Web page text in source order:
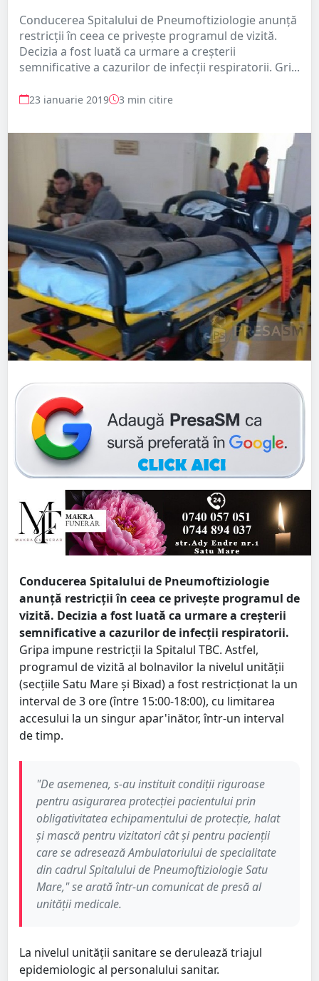
Conducerea Spitalului de Pneumoftiziologie anunță
restricții în ceea ce privește programul de vizită.
Decizia a fost luată ca urmare a creșterii
semnificative a cazurilor de infecții respiratorii. Gri...
23 ianuarie 2019 3 min citire
Conducerea Spitalului de Pneumoftiziologie
anunță restricții în ceea ce privește programul de
vizită. Decizia a fost luată ca urmare a creșterii
semnificative a cazurilor de infecții respiratorii.
Gripa impune restricții la Spitalul TBC. Astfel,
programul de vizită al bolnavilor la nivelul unității
(secțiile Satu Mare și Bixad) a fost restricționat la un
interval de 3 ore (între 15:00-18:00), cu limitarea
accesului la un singur apar'inător, într-un interval
de timp.
"De asemenea, s-au instituit condiții riguroase
pentru asigurarea protecției pacientului prin
obligativitatea echipamentului de protecție, halat
și mască pentru vizitatori cât și pentru pacienții
care se adresează Ambulatoriului de specialitate
din cadrul Spitalului de Pneumoftiziologie Satu
Mare," se arată într-un comunicat de presă al
unității medicale.
La nivelul unității sanitare se derulează triajul
epidemiologic al personalului sanitar.